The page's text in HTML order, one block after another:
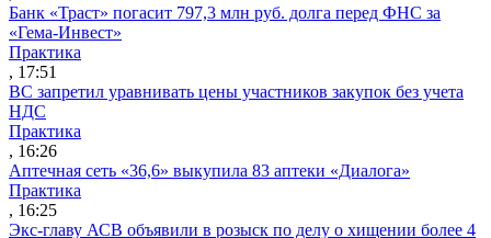
Банк «Траст» погасит 797,3 млн руб. долга перед ФНС за
«Гема-Инвест»
Практика
, 17:51
ВС запретил уравнивать цены участников закупок без учета
НДС
Практика
, 16:26
Аптечная сеть «36,6» выкупила 83 аптеки «Диалога»
Практика
, 16:25
Экс-главу АСВ объявили в розыск по делу о хищении более 4